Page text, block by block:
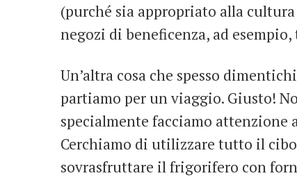
(purché sia ​​appropriato alla
negozi di beneficenza, ad
Un’altra cosa che spesso
partiamo per un viaggio. Giusto!
specialmente facciamo attenzione
Cerchiamo di utilizzare tutto il
sovrasfruttare il frigorifero con